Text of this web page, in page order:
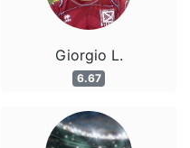
Giorgio L.
6.67